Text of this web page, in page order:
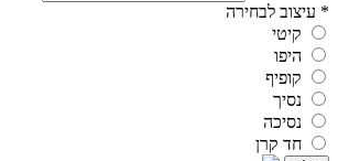
* עיצוב לבחירה
קיטי
היפו
קופיף
נסיך
נסיכה
חד קרן